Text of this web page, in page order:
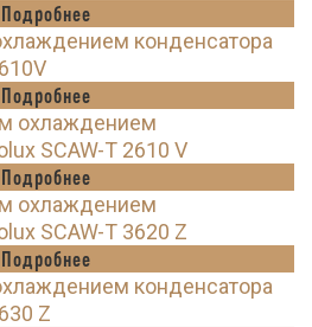
Подробнее
конденсатора
Подробнее
охлаждением
SCAW-T 2610 V
Подробнее
охлаждением
SCAW-T 3620 Z
Подробнее
конденсатора
Z